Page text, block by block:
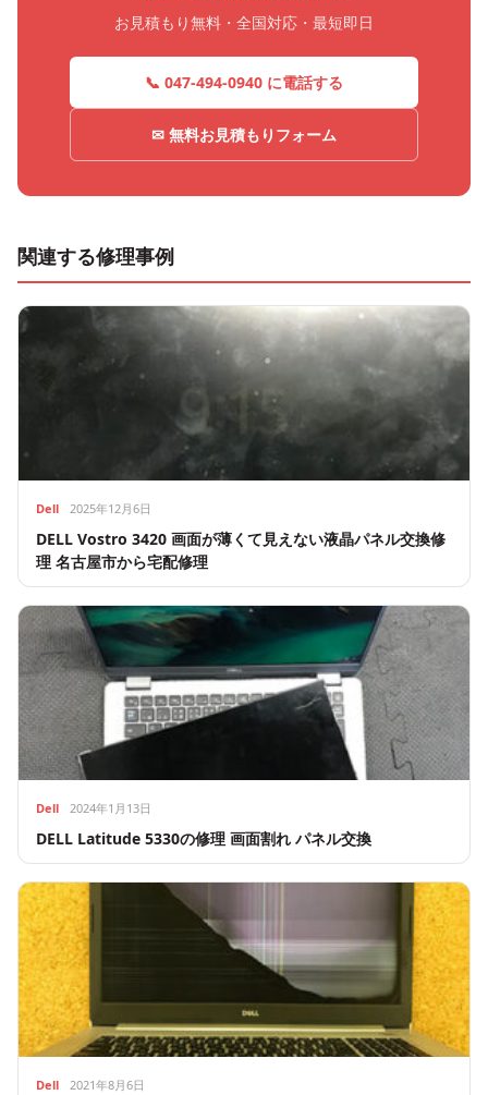
お見積もり無料・全国対応・最短即日
📞 047-494-0940 に電話する
✉ 無料お見積もりフォーム
関連する修理事例
Dell 2025年12月6日
DELL Vostro 3420 画面が薄くて見えない液晶パネル交換修
理 名古屋市から宅配修理
Dell 2024年1月13日
DELL Latitude 5330の修理 画面割れ パネル交換
Dell 2021年8月6日